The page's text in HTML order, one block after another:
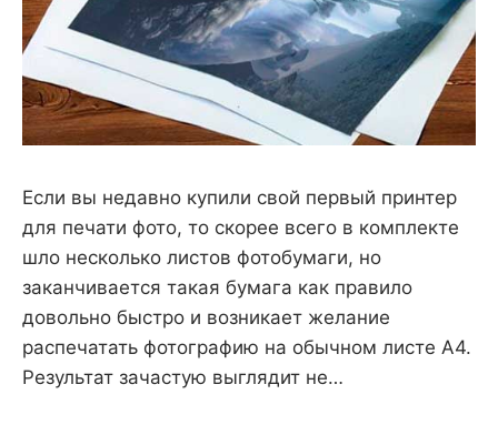
Если вы недавно купили свой первый принтер
для печати фото, то скорее всего в комплекте
шло несколько листов фотобумаги, но
заканчивается такая бумага как правило
довольно быстро и возникает желание
распечатать фотографию на обычном листе A4.
Результат зачастую выглядит не…